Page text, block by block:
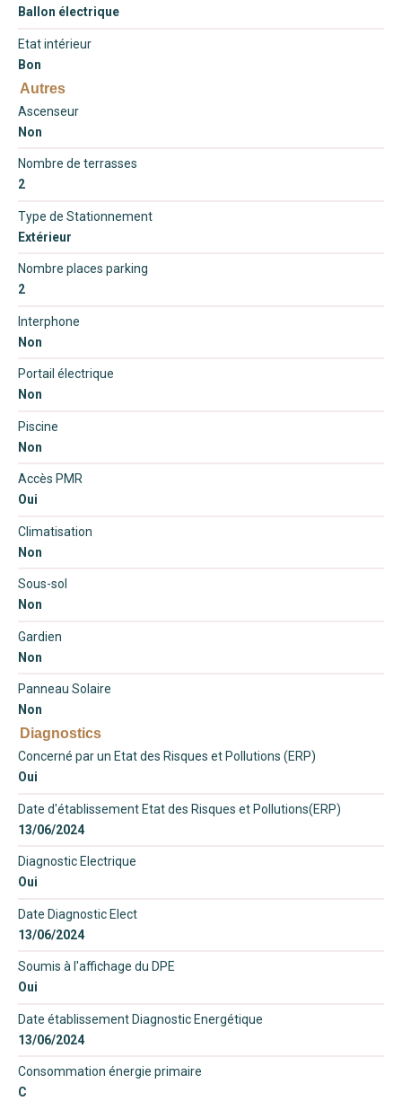
Ballon électrique
Etat intérieur
Bon
Autres
Ascenseur
Non
Nombre de terrasses
2
Type de Stationnement
Extérieur
Nombre places parking
2
Interphone
Non
Portail électrique
Non
Piscine
Non
Accès PMR
Oui
Climatisation
Non
Sous-sol
Non
Gardien
Non
Panneau Solaire
Non
Diagnostics
Concerné par un Etat des Risques et Pollutions (ERP)
Oui
Date d'établissement Etat des Risques et Pollutions(ERP)
13/06/2024
Diagnostic Electrique
Oui
Date Diagnostic Elect
13/06/2024
Soumis à l'affichage du DPE
Oui
Date établissement Diagnostic Energétique
13/06/2024
Consommation énergie primaire
C